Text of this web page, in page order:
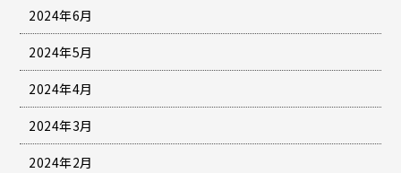
2024年6月
2024年5月
2024年4月
2024年3月
2024年2月